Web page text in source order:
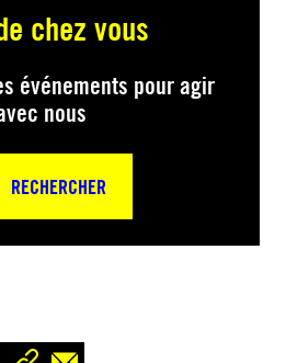
chez vous
événements pour agir
nous
RECHERCHER